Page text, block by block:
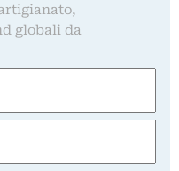
globali da